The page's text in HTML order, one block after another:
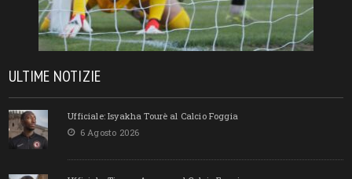
ULTIME NOTIZIE
Ufficiale: Isyakha Tourè al Calcio Foggia
6 Agosto 2026